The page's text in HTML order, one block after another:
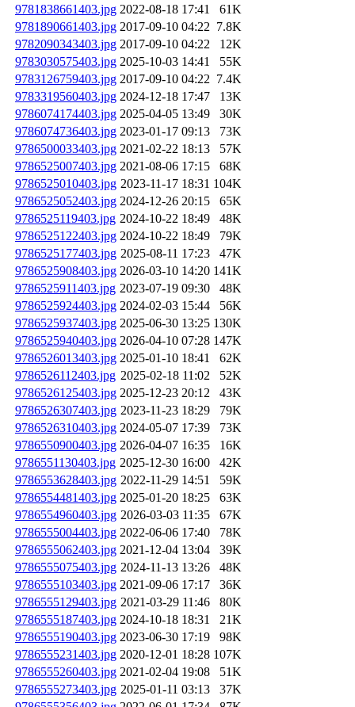
9781838661403.jpg 2022-08-18 17:41
61K
9781890661403.jpg 2017-09-10 04:22 7.8K
9782090343403.jpg 2017-09-10 04:22
12K
9783030575403.jpg 2025-10-03 14:41
55K
9783126759403.jpg 2017-09-10 04:22 7.4K
9783319560403.jpg 2024-12-18 17:47
13K
9786074174403.jpg 2025-04-05 13:49
30K
9786074736403.jpg 2023-01-17 09:13
73K
9786500033403.jpg 2021-02-22 18:13
57K
9786525007403.jpg 2021-08-06 17:15
68K
9786525010403.jpg 2023-11-17 18:31 104K
9786525052403.jpg 2024-12-26 20:15
65K
9786525119403.jpg 2024-10-22 18:49
48K
9786525122403.jpg 2024-10-22 18:49
79K
9786525177403.jpg 2025-08-11 17:23
47K
9786525908403.jpg 2026-03-10 14:20 141K
9786525911403.jpg 2023-07-19 09:30
48K
9786525924403.jpg 2024-02-03 15:44
56K
9786525937403.jpg 2025-06-30 13:25 130K
9786525940403.jpg 2026-04-10 07:28 147K
9786526013403.jpg 2025-01-10 18:41
62K
9786526112403.jpg 2025-02-18 11:02
52K
9786526125403.jpg 2025-12-23 20:12
43K
9786526307403.jpg 2023-11-23 18:29
79K
9786526310403.jpg 2024-05-07 17:39
73K
9786550900403.jpg 2026-04-07 16:35
16K
9786551130403.jpg 2025-12-30 16:00
42K
9786553628403.jpg 2022-11-29 14:51
59K
9786554481403.jpg 2025-01-20 18:25
63K
9786554960403.jpg 2026-03-03 11:35
67K
9786555004403.jpg 2022-06-06 17:40
78K
9786555062403.jpg 2021-12-04 13:04
39K
9786555075403.jpg 2024-11-13 13:26
48K
9786555103403.jpg 2021-09-06 17:17
36K
9786555129403.jpg 2021-03-29 11:46
80K
9786555187403.jpg 2024-10-18 18:31
21K
9786555190403.jpg 2023-06-30 17:19
98K
9786555231403.jpg 2020-12-01 18:28 107K
9786555260403.jpg 2021-02-04 19:08
51K
9786555273403.jpg 2025-01-11 03:13
37K